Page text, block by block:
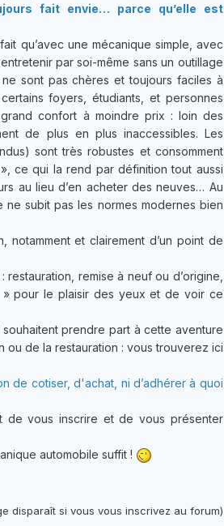
fait envie… parce qu’elle est
qu’avec une mécanique simple, avec
par soi-même sans un outillage
sont pas chères et toujours faciles à
foyers, étudiants, et personnes
confort à moindre prix : loin des
de plus en plus inaccessibles. Les
sont très robustes et consomment
ce qui la rend par définition tout aussi
au lieu d’en acheter des neuves… Au
subit pas les normes modernes bien
notamment et clairement d’un point de
remise à neuf ou d’origine,
pour le plaisir des yeux et de voir ce
prendre part à cette aventure
ou de la restauration : vous trouverez ici
de cotiser, d'achat, ni d’adhérer à quoi
de vous inscrire et de vous présenter
automobile suffit !
disparaît si vous vous inscrivez au forum)